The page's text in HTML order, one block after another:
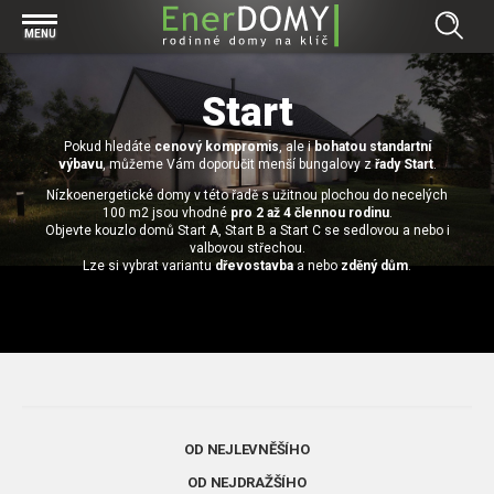
MENU
Prohlížet vše v kategorii Bungalovy
Concept
Exclusive
Effective
Economy
Prohlížet vše v kategorii Projekty
Individuální projekty
Typové řešení
Prohlížet vše v kategorii Technologie
Základová deska
Technologie domu
Zděné domy na klíč
Prohlížet vše v kategorii Kontakt
Prohlížet vše v kategorii Magazín
Výhody a nevýhody dřevostaveb a zděných domů
Přízemní rodinné domy
Za jeden den pod střechou
Video EnerDOMY s.r.o.
Start
Pokud hledáte cenový kompromis, ale ibohatou standartní
výbavu, můžeme Vám doporučit menší bungalovy zřady Start.
Nízkoenergetické domy v této řadě s užitnou plochou do necelých
100 m2 jsou vhodné pro 2 až 4 člennou rodinu.
Objevte kouzlo domů Start A, Start B a Start C se sedlovou a nebo i
valbovou střechou.
Lze si vybrat variantudřevostavbaa nebozděný dům.
OD NEJLEVNĚŠÍHO
OD NEJDRAŽŠÍHO